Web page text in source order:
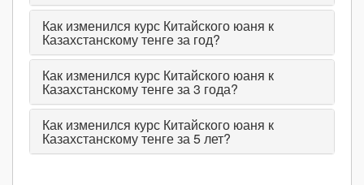
Как изменился курс Китайского юаня к
Казахстанскому тенге за год?
Как изменился курс Китайского юаня к
Казахстанскому тенге за 3 года?
Как изменился курс Китайского юаня к
Казахстанскому тенге за 5 лет?